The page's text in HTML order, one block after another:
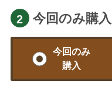
2 今回のみ購入
今回のみ
購入